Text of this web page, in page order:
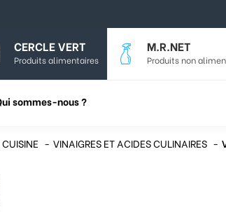
CERCLE VERT
Produits alimentaires
M.R.NET
Produits non
sommes-nous ?
VINAIGRES ET ACIDES CULINAIRES